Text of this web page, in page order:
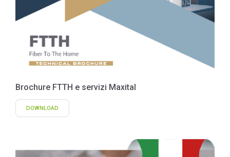
Brochure FTTH e servizi Maxital
DOWNLOAD